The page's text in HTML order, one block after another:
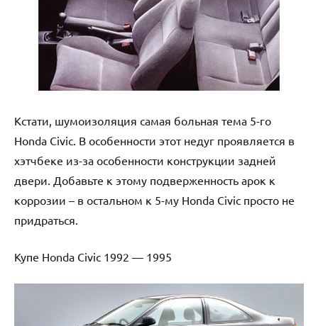
Кстати, шумоизоляция самая больная тема 5-го
Honda Civic. В особенности этот недуг проявляется в
хэтчбекe из-за особенности конструкции задней
двери. Добавьте к этому подверженность арок к
коррозии – в остальном к 5-му Honda Civic просто не
придраться.
Купе Honda Civic 1992 — 1995